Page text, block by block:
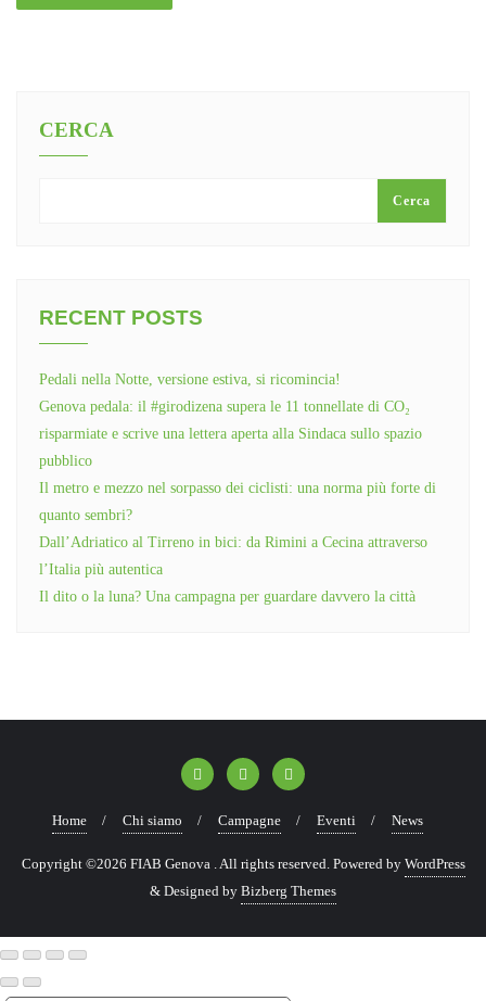
CERCA
Cerca
RECENT POSTS
Pedali nella Notte, versione estiva, si ricomincia!
Genova pedala: il #girodizena supera le 11 tonnellate di CO₂
risparmiate e scrive una lettera aperta alla Sindaca sullo spazio
pubblico
Il metro e mezzo nel sorpasso dei ciclisti: una norma più forte di
quanto sembri?
Dall’Adriatico al Tirreno in bici: da Rimini a Cecina attraverso
l’Italia più autentica
Il dito o la luna? Una campagna per guardare davvero la città
Home Chi siamo Campagne Eventi News
Copyright ©2026 FIAB Genova . All rights reserved. Powered by WordPress
& Designed by Bizberg Themes